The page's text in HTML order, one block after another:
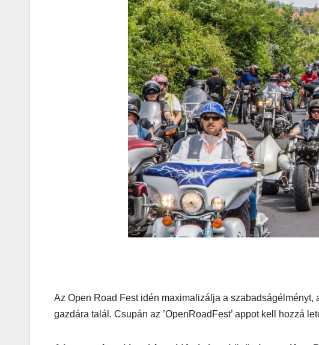
Az Open Road Fest idén maximalizálja a
gazdára talál. Csupán az ’OpenRoadFest’ appot kell hozzá
Korres-
Szépségápolá
s a Forró Nyári
Hőségben
MEGKÓSTOLTUK UTAZÁS